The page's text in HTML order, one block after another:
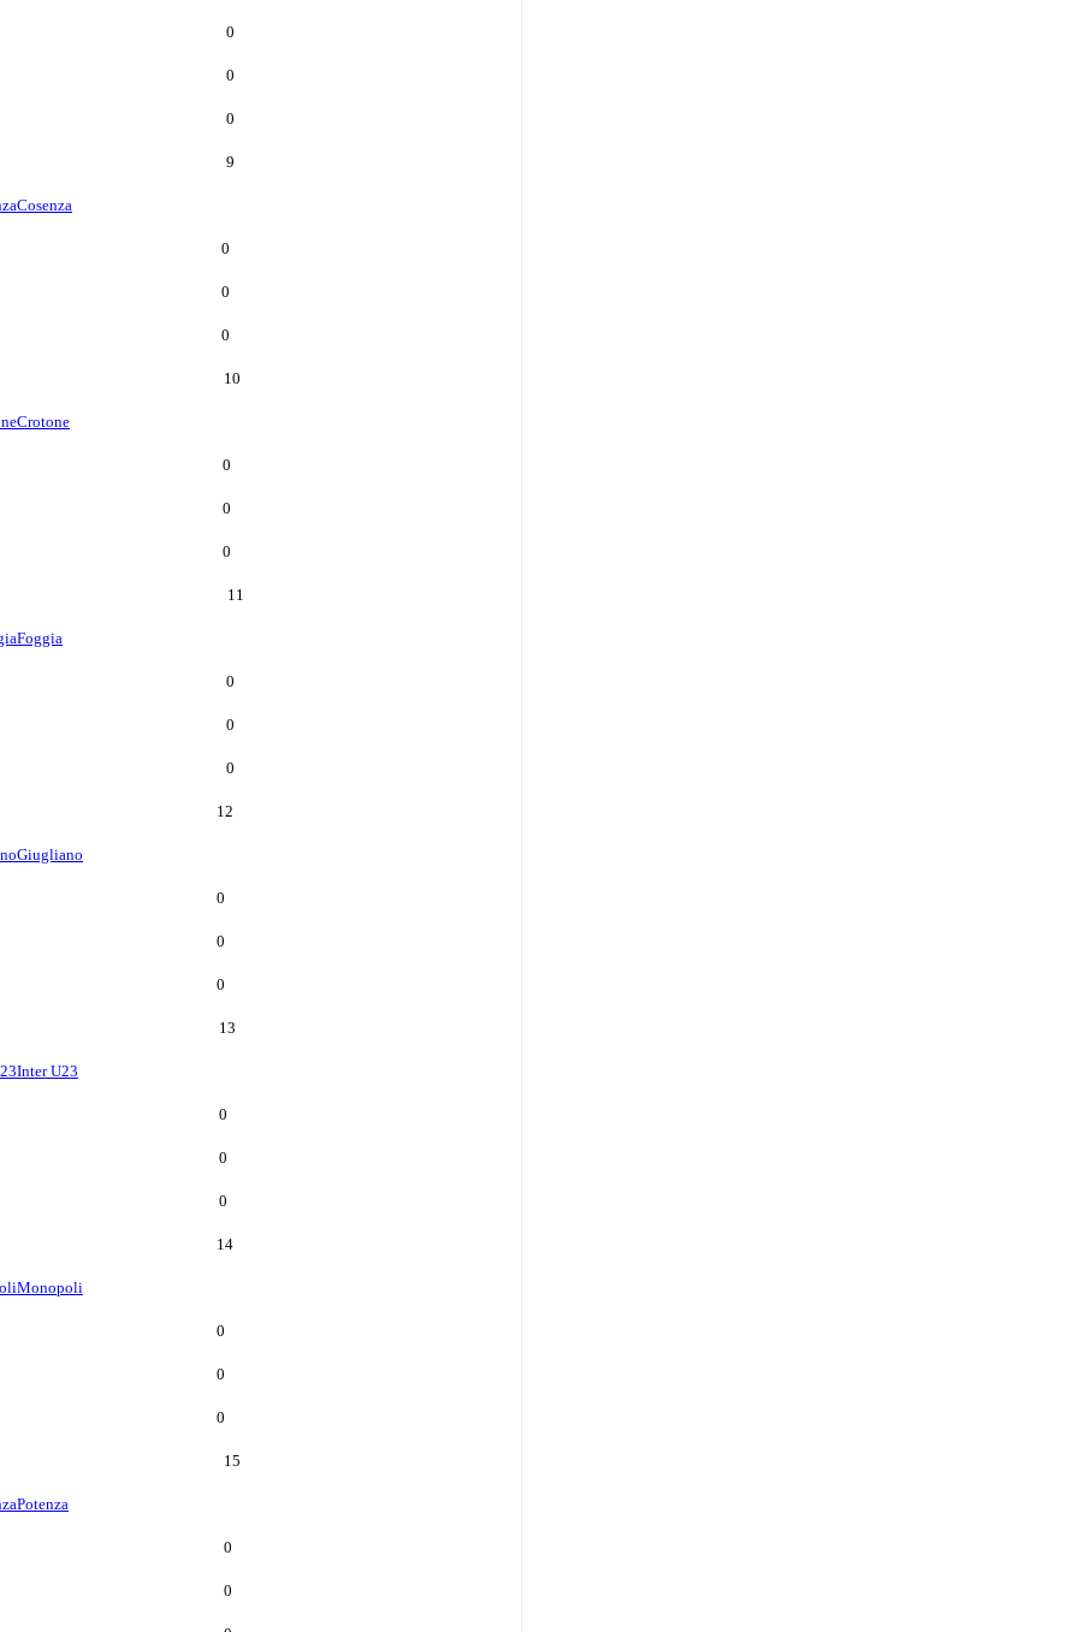
0
0
0
9
Cosenza
0
0
0
10
Crotone
0
0
0
11
Foggia
0
0
0
12
Giugliano
0
0
0
13
Inter U23
0
0
0
14
Monopoli
0
0
0
15
Potenza
0
0